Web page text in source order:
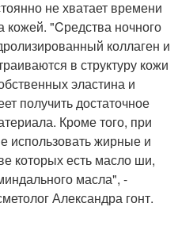
не хватает времени
кожей. "Cредства ночного
коллаген и
в структуру кожи
эластина и
получить достаточное
Кроме того, при
использовать жирные и
которых есть масло ши,
масла", -
Александра гонт.